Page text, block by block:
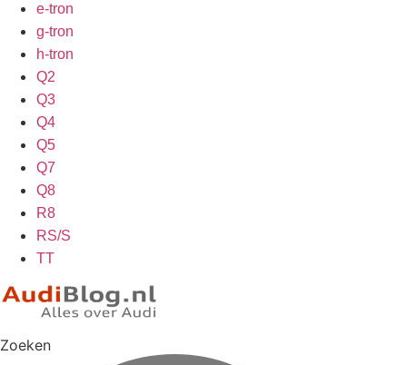
e-tron
g-tron
h-tron
Q2
Q3
Q4
Q5
Q7
Q8
R8
RS/S
TT
Zoeken